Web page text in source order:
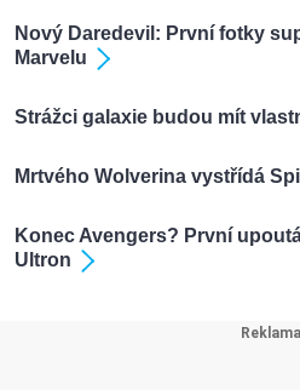
Nový Daredevil: První fotky
Marvelu
Strážci galaxie budou mít
Mrtvého Wolverina vystřídá
Konec Avengers? První
Ultron